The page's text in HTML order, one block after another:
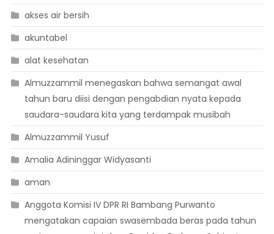
akses air bersih
akuntabel
alat kesehatan
Almuzzammil menegaskan bahwa semangat awal
tahun baru diisi dengan pengabdian nyata kepada
saudara-saudara kita yang terdampak musibah
Almuzzammil Yusuf
Amalia Adininggar Widyasanti
aman
Anggota Komisi IV DPR RI Bambang Purwanto
mengatakan capaian swasembada beras pada tahun